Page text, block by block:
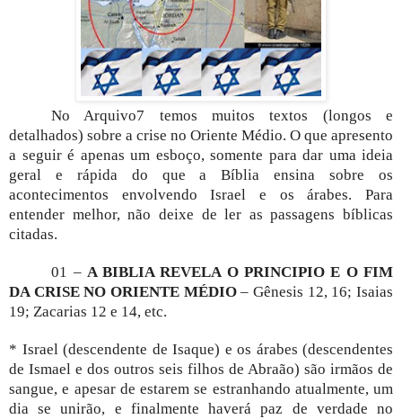
No Arquivo7 temos muitos textos (longos e
detalhados) sobre a crise no Oriente Médio. O que apresento
a seguir é apenas um esboço, somente para dar uma ideia
geral e rápida do que a Bíblia ensina sobre os
acontecimentos envolvendo Israel e os árabes. Para
entender melhor, não deixe de ler as passagens bíblicas
citadas.
01 – A BIBLIA REVELA O PRINCIPIO E O FIM
DA CRISE NO ORIENTE MÉDIO– Gênesis 12, 16; Isaias
19; Zacarias 12 e 14, etc.
* Israel (descendente de Isaque) e os árabes (descendentes
de Ismael e dos outros seis filhos de Abraão) são irmãos de
sangue, e apesar de estarem se estranhando atualmente, um
dia se unirão, e finalmente haverá paz de verdade no